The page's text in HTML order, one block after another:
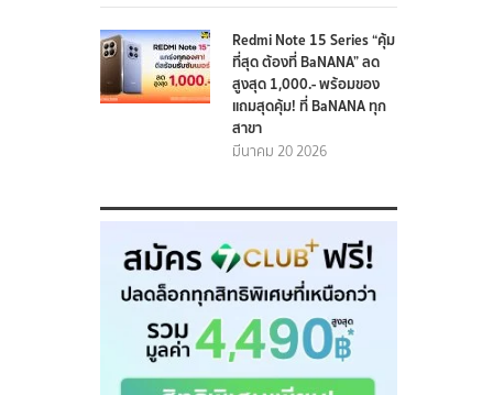
Redmi Note 15 Series “คุ้ม
ที่สุด ต้องที่ BaNANA” ลด
สูงสุด 1,000.- พร้อมของ
แถมสุดคุ้ม! ที่ BaNANA ทุก
สาขา
มีนาคม 20 2026